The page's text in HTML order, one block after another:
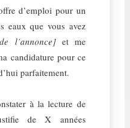
d’emploi pour un
eaux que vous avez
l’annonce]et me
candidature pour ce
parfaitement.
à la lecture de
de X années